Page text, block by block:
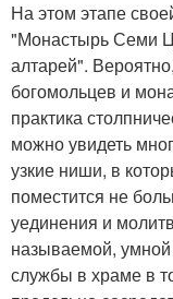
На этом этапе
"Монастырь Семи
алтарей".
богомольцев и
практика
можно увидеть
узкие ниши, в
поместится не
уединения и
называемой,
службы в храме в